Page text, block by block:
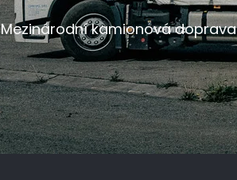
Mezinárodní kamionová doprava